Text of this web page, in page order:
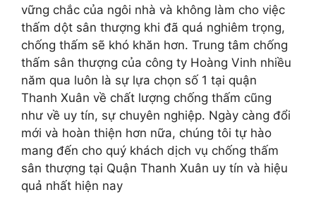
vững chắc của ngôi nhà và không làm cho việc
thấm dột sân thượng khi đã quá nghiêm trọng,
chống thấm sẽ khó khăn hơn. Trung tâm chống
thấm sân thượng của công ty Hoàng Vinh nhiều
năm qua luôn là sự lựa chọn số 1 tại quận
Thanh Xuân về chất lượng chống thấm cũng
như về uy tín, sự chuyên nghiệp. Ngày càng đổi
mới và hoàn thiện hơn nữa, chúng tôi tự hào
mang đến cho quý khách dịch vụ chống thấm
sân thượng tại Quận Thanh Xuân uy tín và hiệu
quả nhất hiện nay